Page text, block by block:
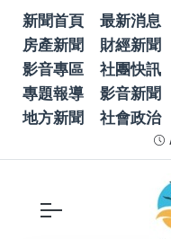
新聞首頁 最新消息
房產新聞
財經新聞
影音專區
社團快訊
專題報導
影音新聞
地方新聞
社會政治